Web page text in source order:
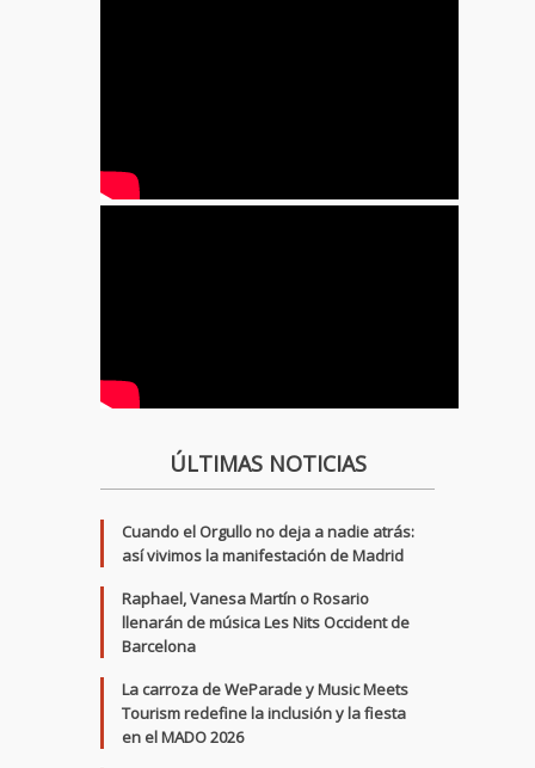
ÚLTIMAS NOTICIAS
Cuando el Orgullo no deja a nadie atrás:
así vivimos la manifestación de Madrid
Raphael, Vanesa Martín o Rosario
llenarán de música Les Nits Occident de
Barcelona
La carroza de WeParade y Music Meets
Tourism redefine la inclusión y la fiesta
en el MADO 2026